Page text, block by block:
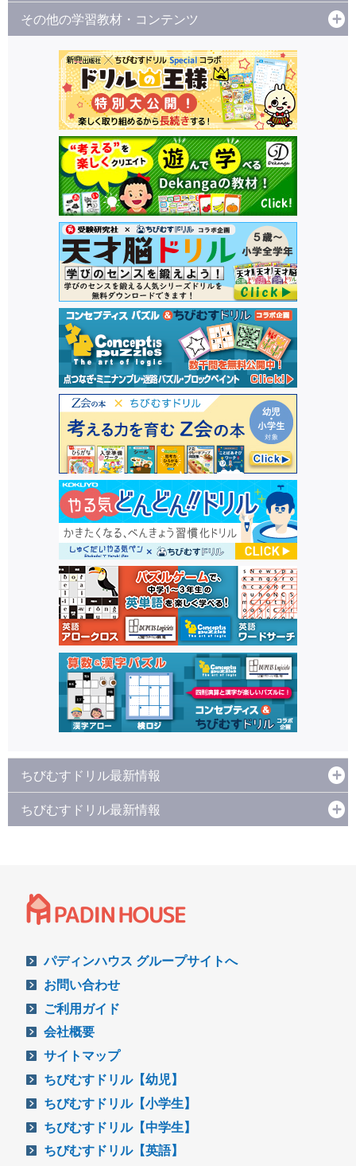
その他の学習教材・コンテンツ
ちびむすドリル最新情報
ちびむすドリル最新情報
パディンハウス グループサイトへ
お問い合わせ
ご利用ガイド
会社概要
サイトマップ
ちびむすドリル【幼児】
ちびむすドリル【小学生】
ちびむすドリル【中学生】
ちびむすドリル【英語】